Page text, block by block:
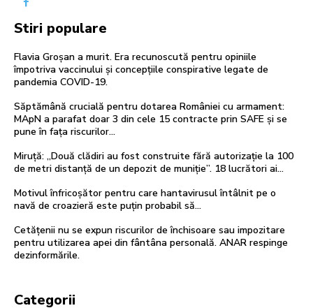
Stiri populare
Flavia Groșan a murit. Era recunoscută pentru opiniile
împotriva vaccinului și concepțiile conspirative legate de
pandemia COVID-19.
Săptămână crucială pentru dotarea României cu armament:
MApN a parafat doar 3 din cele 15 contracte prin SAFE și se
pune în fața riscurilor…
Miruță: „Două clădiri au fost construite fără autorizație la 100
de metri distanță de un depozit de muniție”. 18 lucrători ai…
Motivul înfricoșător pentru care hantavirusul întâlnit pe o
navă de croazieră este puțin probabil să…
Cetățenii nu se expun riscurilor de închisoare sau impozitare
pentru utilizarea apei din fântâna personală. ANAR respinge
dezinformările.
Categorii